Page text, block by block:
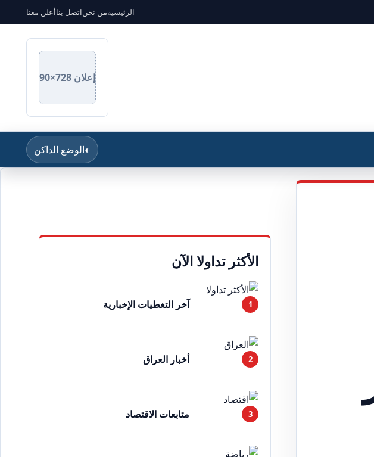
الرئيسيةمن نحناتصل بناأعلن معنا
إعلان 728×90
◐الوضع الداكن
الأكثر تداولا الآن
آخر التغطيات الإخبارية
أخبار العراق
متابعات الاقتصاد